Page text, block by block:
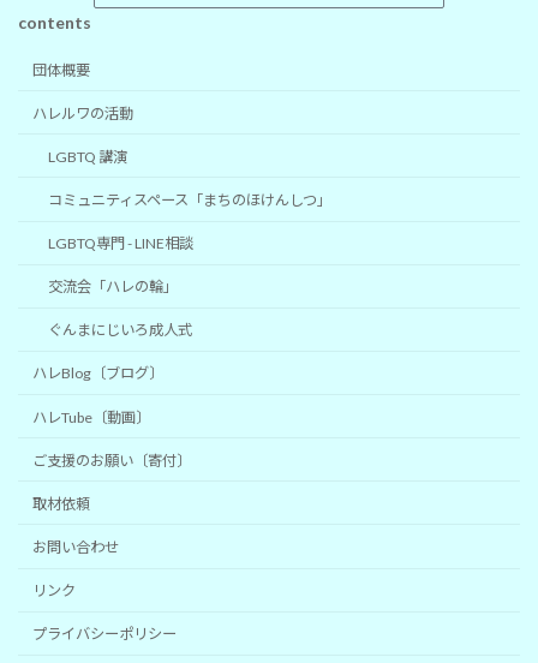
contents
団体概要
ハレルワの活動
LGBTQ 講演
コミュニティスペース「まちのほけんしつ」
LGBTQ専門 - LINE相談
交流会「ハレの輪」
ぐんまにじいろ成人式
ハレBlog〔ブログ〕
ハレTube〔動画〕
ご支援のお願い〔寄付〕
取材依頼
お問い合わせ
リンク
プライバシーポリシー